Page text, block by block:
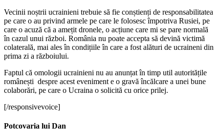
Vecinii noștrii ucrainieni trebuie să fie conștienți de responsabilitatea
pe care o au privind armele pe care le folosesc împotriva Rusiei, pe
care o acuză că a amețit dronele, o acțiune care mi se pare normală
în cazul unui război. România nu poate accepta să devină victimă
colaterală, mai ales în condițiile în care a fost alături de ucraineni din
prima zi a războiului.
Faptul că omologii ucrainieni nu au anunțat în timp util autoritățile
românești despre acest eveniment e o gravă încălcare a unei bune
colaborări, pe care o Ucraina o solicită cu orice prilej.
[/responsivevoice]
Potcovaria lui Dan